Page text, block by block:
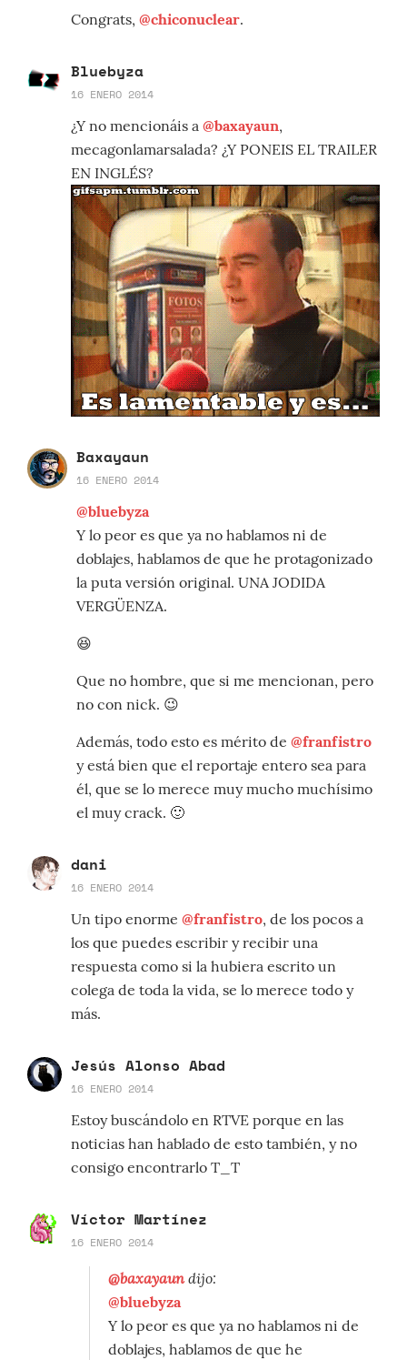
Congrats, @chiconuclear.
Bluebyza
16 ENERO 2014
¿Y no mencionáis a @baxayaun,
mecagonlamarsalada? ¿Y PONEIS EL TRAILER
EN INGLÉS?
Baxayaun
16 ENERO 2014
@bluebyza
Y lo peor es que ya no hablamos ni de
doblajes, hablamos de que he protagonizado
la puta versión original. UNA JODIDA
VERGÜENZA.
😆
Que no hombre, que si me mencionan, pero
no con nick. 😉
Además, todo esto es mérito de @franfistro
y está bien que el reportaje entero sea para
él, que se lo merece muy mucho muchísimo
el muy crack. 🙂
dani
16 ENERO 2014
Un tipo enorme @franfistro, de los pocos a
los que puedes escribir y recibir una
respuesta como si la hubiera escrito un
colega de toda la vida, se lo merece todo y
más.
Jesús Alonso Abad
16 ENERO 2014
Estoy buscándolo en RTVE porque en las
noticias han hablado de esto también, y no
consigo encontrarlo T_T
Víctor Martínez
16 ENERO 2014
@baxayaundijo:
@bluebyza
Y lo peor es que ya no hablamos ni de
doblajes, hablamos de que he